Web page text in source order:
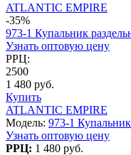
ATLANTIC EMPIRE
-35%
973-1 Купальник
Узнать оптовую цену
РРЦ:
2500
1 480 руб.
Купить
ATLANTIC EMPIRE
Модель: 973-1
Узнать оптовую цену
РРЦ: 1 480 руб.